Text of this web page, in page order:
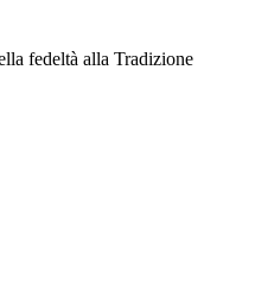
fedeltà alla Tradizione